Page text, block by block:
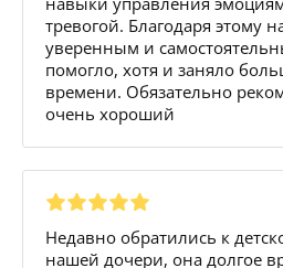
тревогой. Благодаря этому
уверенным и
помогло, хотя и заняло
времени. Обязательно
очень хороший
Недавно обратились к
нашей дочери, она долгое